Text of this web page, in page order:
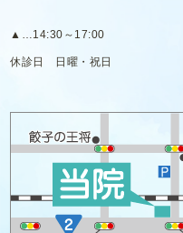
▲ …14:30～17:00
休診日 日曜・祝日